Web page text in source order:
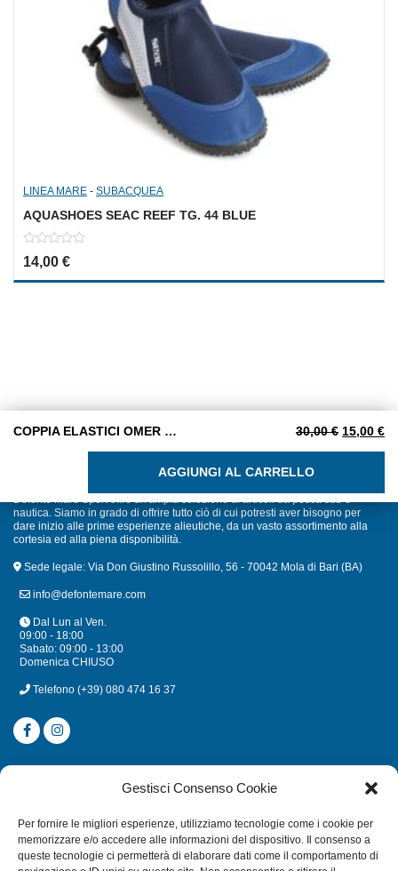
Gestisci Consenso Cookie
Per fornire le migliori esperienze, utilizziamo tecnologie come i cookie per
memorizzare e/o accedere alle informazioni del dispositivo. Il consenso a
queste tecnologie ci permetterà di elaborare dati come il comportamento di
LINEA MARE - SUBACQUEA
AQUASHOES SEAC REEF TG. 44 BLUE
0
out
of
14,00 €
COPPIA ELASTICI OMER mm. 240 ENERGY NERE 30,00€ Il prezzo
15,00 €Il
AGGIUNGI AL CARRELLO
Defonte Mare Sport offre un'ampia selezione di articoli da pesca sub e
nautica. Siamo in grado di offrire tutto ciò di cui potresti aver bisogno per
dare inizio alle prime esperienze alieutiche, da un vasto assortimento alla
cortesia ed alla piena disponibilità.
Sede legale: Via Don Giustino Russolillo, 56 - 70042 Mola di Bari (BA)
info@defontemare.com
Dal Lun al Ven.
09:00 - 18:00
Sabato: 09:00 - 13:00
Domenica CHIUSO
Telefono (+39) 080 474 16 37
CATEGORIE
MULINELLI
CANNE